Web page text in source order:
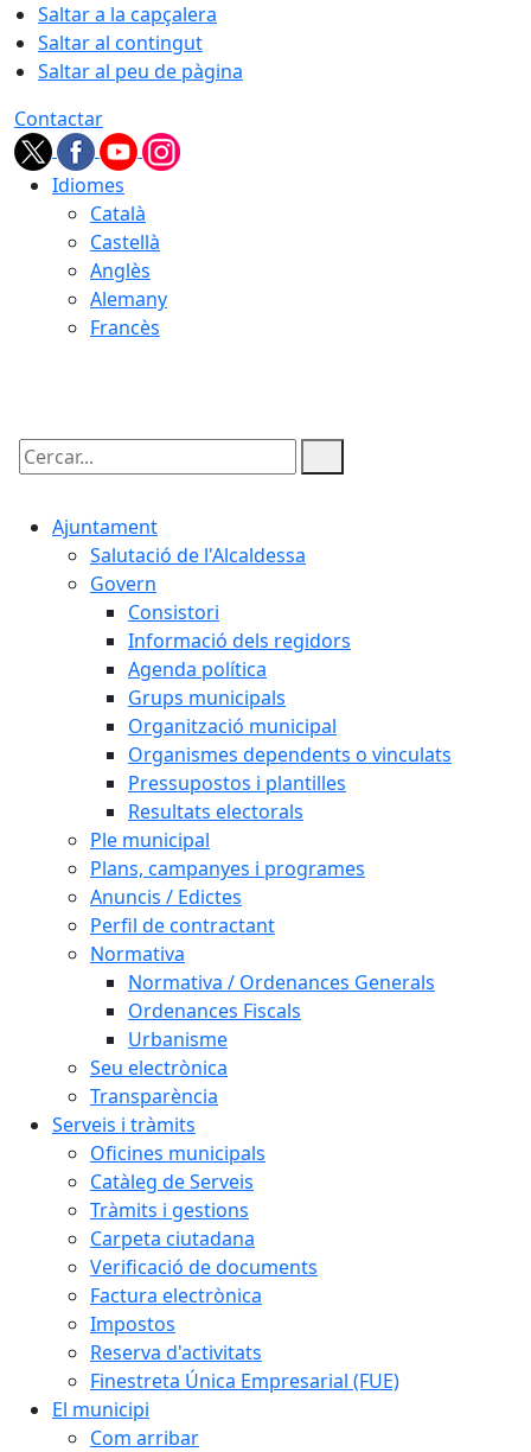
Saltar a la capçalera
Saltar al contingut
Saltar al peu de pàgina
Contactar
Idiomes
Català
Castellà
Anglès
Alemany
Francès
Cercar:
Ajuntament
Salutació de l'Alcaldessa
Govern
Consistori
Informació dels regidors
Agenda política
Grups municipals
Organització municipal
Organismes dependents o vinculats
Pressupostos i plantilles
Resultats electorals
Ple municipal
Plans, campanyes i programes
Anuncis / Edictes
Perfil de contractant
Normativa
Normativa / Ordenances Generals
Ordenances Fiscals
Urbanisme
Seu electrònica
Transparència
Serveis i tràmits
Oficines municipals
Catàleg de Serveis
Tràmits i gestions
Carpeta ciutadana
Verificació de documents
Factura electrònica
Impostos
Reserva d'activitats
Finestreta Única Empresarial (FUE)
El municipi
Com arribar